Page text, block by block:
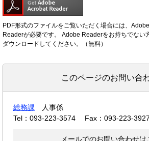
PDF形式のファイルをご覧いただく場合には、
Readerが必要です。
Adobe Readerをお持ちでない
ダウンロードしてください。（無料）
このページのお問い合
総務課
人事係
Tel：093-223-3574
Fax：093-223-3927
メールでのお問い合わせは